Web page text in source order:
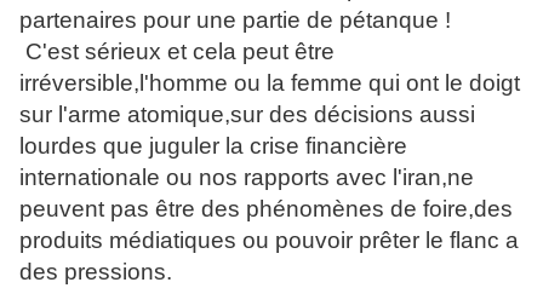
partenaires pour une partie de pétanque !
C'est sérieux et cela peut être
irréversible,l'homme ou la femme qui ont le doigt
sur l'arme atomique,sur des décisions aussi
lourdes que juguler la crise financière
internationale ou nos rapports avec l'iran,ne
peuvent pas être des phénomènes de foire,des
produits médiatiques ou pouvoir prêter le flanc a
des pressions.